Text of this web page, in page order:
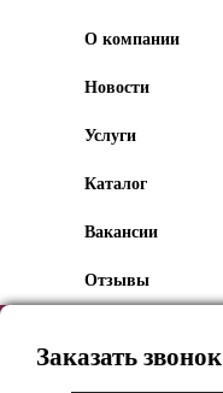
О компании
Новости
Услуги
Каталог
Вакансии
Отзывы
Заказать звонок